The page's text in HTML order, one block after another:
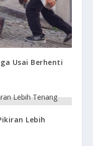
Usai Berhenti
Lebih